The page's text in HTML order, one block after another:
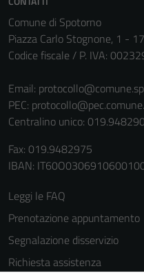
Comune di Spotorno
Piazza Carlo Stognone, 1 -
Codice fiscale / P. IVA:
Email:
PEC:
Centralino unico:
Fax: 019.9482975
IBAN:
Leggi le FAQ
Prenotazione appuntamento
Segnalazione disservizio
Richiesta assistenza